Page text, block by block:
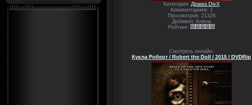
Категория: Драма DivX
Комментариев: 1
Просмотров: 21326
Добавил: Алёна
Рейтинг:
Смотреть онлайн:
Кукла Роберт / Robert the Doll / 2015 / DVDRip